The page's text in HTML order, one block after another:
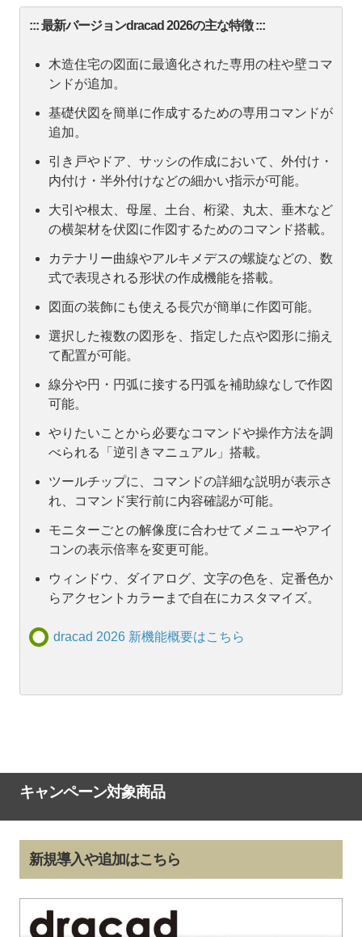
::: 最新バージョンdracad 2026の主な特徴 :::
木造住宅の図面に最適化された専用の柱や壁コマ
ンドが追加。
基礎伏図を簡単に作成するための専用コマンドが
追加。
引き戸やドア、サッシの作成において、外付け・
内付け・半外付けなどの細かい指示が可能。
大引や根太、母屋、土台、桁梁、丸太、垂木など
の横架材を伏図に作図するためのコマンド搭載。
カテナリー曲線やアルキメデスの螺旋などの、数
式で表現される形状の作成機能を搭載。
図面の装飾にも使える長穴が簡単に作図可能。
選択した複数の図形を、指定した点や図形に揃え
て配置が可能。
線分や円・円弧に接する円弧を補助線なしで作図
可能。
やりたいことから必要なコマンドや操作方法を調
べられる「逆引きマニュアル」搭載。
ツールチップに、コマンドの詳細な説明が表示さ
れ、コマンド実行前に内容確認が可能。
モニターごとの解像度に合わせてメニューやアイ
コンの表示倍率を変更可能。
ウィンドウ、ダイアログ、文字の色を、定番色か
らアクセントカラーまで自在にカスタマイズ。
dracad 2026 新機能概要はこちら
キャンペーン対象商品
新規導入や追加はこちら